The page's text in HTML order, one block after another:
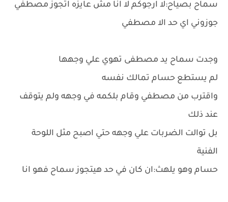
سماح بصياح:لا ارجوكم لا انا مش عايزه اتجوز مصطفي
جوزوني اي حد الا مصطفي
وجدت سماح يد مصطفى تهوي علي وجهها
لم يستطع حسام تمالك نفسه
واقترب من مصطفي وقام بلكمه في وجهه ولم يتوقف
عند ذلك
بل توالت الضربات علي وجهه حتي اصبح مثل اللوحة
الفنية
حسام وهو يلهث:ان كان في حد هيتجوز سماح فهو انا